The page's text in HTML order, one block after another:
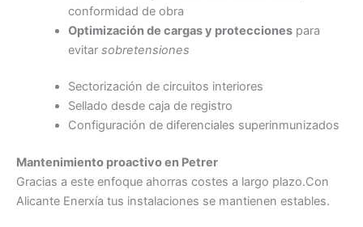
conformidad de obra
Optimización de cargas y proteccionespara
evitar sobretensiones
Sectorización de circuitos interiores
Sellado desde caja de registro
Configuración de diferenciales superinmunizados
Mantenimiento proactivo en Petrer
Gracias a este enfoque ahorras costes a largo plazo.Con
Alicante Enerxía tus instalaciones se mantienen estables.